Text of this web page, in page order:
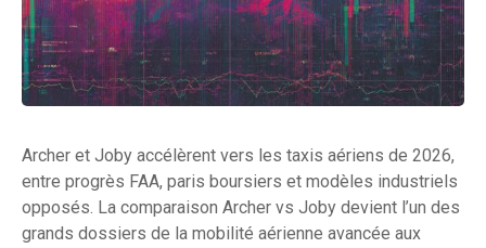
Archer et Joby accélèrent vers les taxis aériens de 2026,
entre progrès FAA, paris boursiers et modèles industriels
opposés. La comparaison Archer vs Joby devient l’un des
grands dossiers de la mobilité aérienne avancée aux